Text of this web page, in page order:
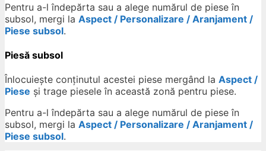
Pentru a-l îndepărta sau a alege numărul de piese în
subsol, mergi la Aspect / Personalizare / Aranjament /
Piese subsol.
Piesă subsol
Înlocuiește conținutul acestei piese mergând la Aspect /
Piese și trage piesele în această zonă pentru piese.
Pentru a-l îndepărta sau a alege numărul de piese în
subsol, mergi la Aspect / Personalizare / Aranjament /
Piese subsol.